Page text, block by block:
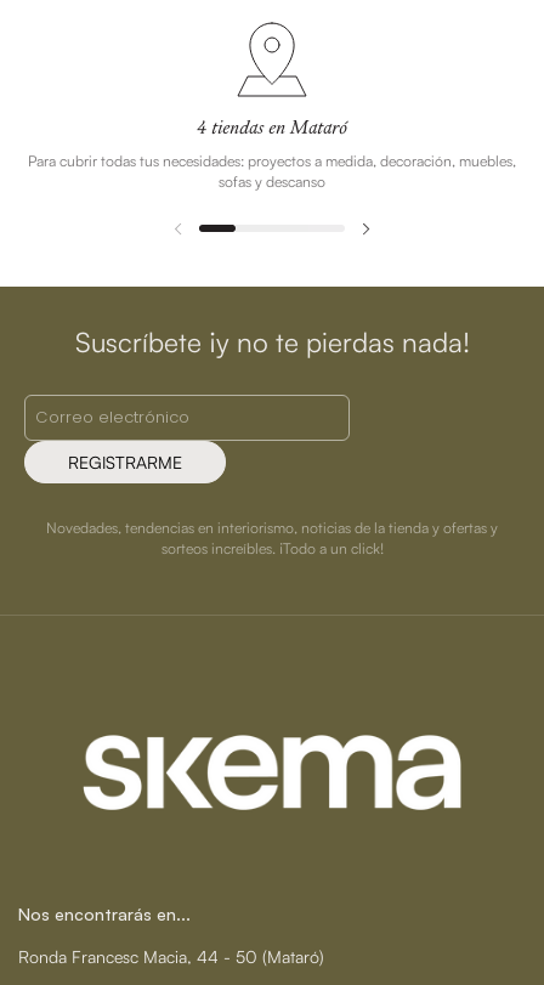
4 tiendas en Mataró
Para cubrir todas tus necesidades: proyectos a medida, decoración, muebles,
sofas y descanso
Suscríbete ¡y no te pierdas nada!
REGISTRARME
Novedades, tendencias en interiorismo, noticias de la tienda y ofertas y
sorteos increíbles. ¡Todo a un click!
Nos encontrarás en...
Ronda Francesc Macia, 44 - 50 (Mataró)